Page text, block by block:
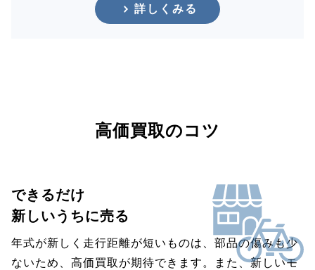
詳しくみる
高価買取のコツ
できるだけ
新しいうちに売る
年式が新しく走行距離が短いものは、部品の傷みも少
ないため、高価買取が期待できます。また、新しいモ